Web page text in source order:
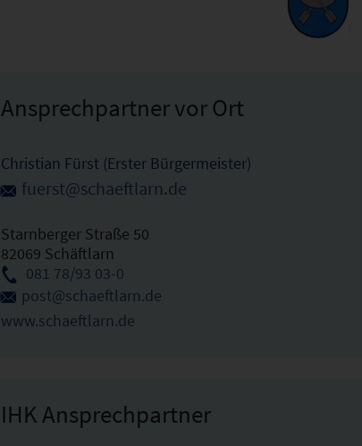
Ansprechpartner vor Ort
Christian Fürst (Erster Bürgermeister)
fuerst@schaeftlarn.de
Starnberger Straße 50
82069 Schäftlarn
081 78/93 03-0
post@schaeftlarn.de
www.schaeftlarn.de
IHK Ansprechpartner